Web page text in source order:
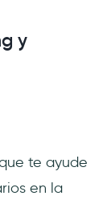
y
te ayude
en la